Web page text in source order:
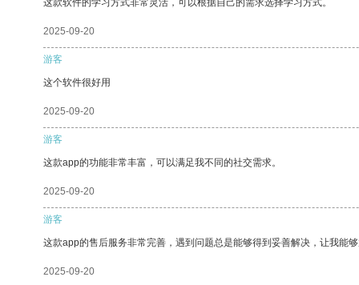
这款软件的学习方式非常灵活，可以根据自己的需求选择学习方式。
2025-09-20
游客
这个软件很好用
2025-09-20
游客
这款app的功能非常丰富，可以满足我不同的社交需求。
2025-09-20
游客
这款app的售后服务非常完善，遇到问题总是能够得到妥善解决，让我能
2025-09-20